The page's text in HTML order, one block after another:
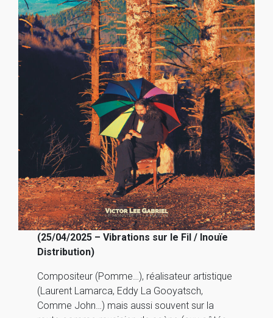
(25/04/2025 – Vibrations sur le Fil / Inouïe
Distribution)
Compositeur (Pomme…), réalisateur artistique
(Laurent Lamarca, Eddy La Gooyatsch,
Comme John…) mais aussi souvent sur la